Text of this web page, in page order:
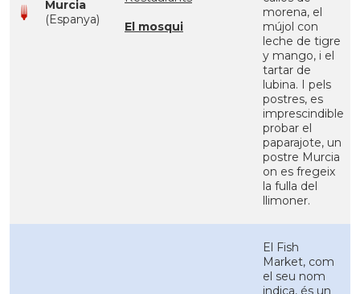
Murcia
(Espanya)
El mosqui
morena, el
mújol con
leche de tigre
y mango, i el
tartar de
lubina. I pels
postres, es
imprescindible
probar el
paparajote, un
postre Murcia
on es fregeix
la fulla del
llimoner.
El Fish
Market, com
el seu nom
indica, és un